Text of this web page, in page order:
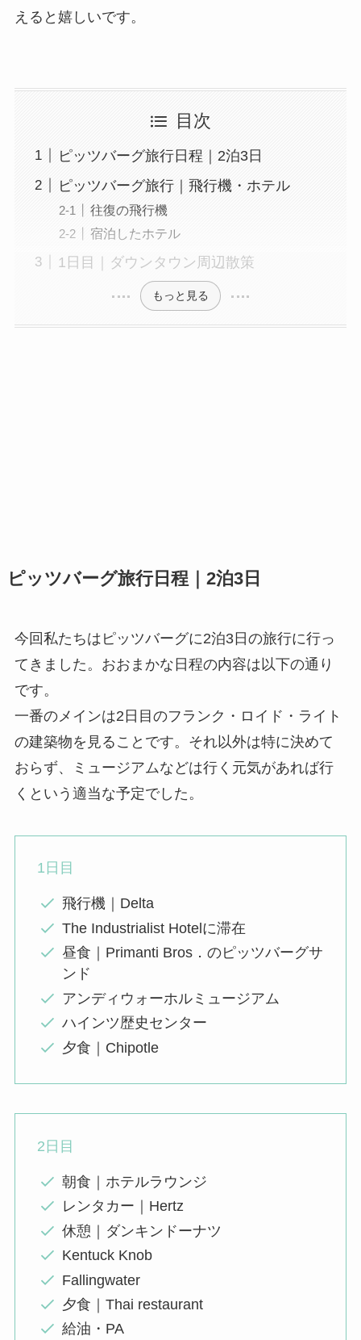
えると嬉しいです。
目次
ピッツバーグ旅行日程｜2泊3日
ピッツバーグ旅行｜飛行機・ホテル
往復の飛行機
宿泊したホテル
1日目｜ダウンタウン周辺散策
もっと見る
ピッツバーグ旅行日程｜2泊3日
今回私たちはピッツバーグに2泊3日の旅行に行っ
てきました。おおまかな日程の内容は以下の通り
です。
一番のメインは2日目のフランク・ロイド・ライト
の建築物を見ることです。それ以外は特に決めて
おらず、ミュージアムなどは行く元気があれば行
くという適当な予定でした。
1日目
飛行機｜Delta
The Industrialist Hotelに滞在
昼食｜Primanti Bros．のピッツバーグサ
ンド
アンディウォーホルミュージアム
ハインツ歴史センター
夕食｜Chipotle
2日目
朝食｜ホテルラウンジ
レンタカー｜Hertz
休憩｜ダンキンドーナツ
Kentuck Knob
Fallingwater
夕食｜Thai restaurant
給油・PA